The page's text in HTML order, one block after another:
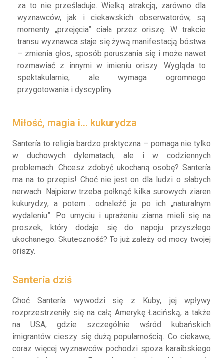
za to nie prześladuje. Wielką atrakcją, zarówno dla
wyznawców, jak i ciekawskich obserwatorów, są
momenty „przejęcia” ciała przez oriszę. W trakcie
transu wyznawca staje się żywą manifestacją bóstwa
– zmienia głos, sposób poruszania się i może nawet
rozmawiać z innymi w imieniu oriszy. Wygląda to
spektakularnie, ale wymaga ogromnego
przygotowania i dyscypliny.
Miłość, magia i… kukurydza
Santería to religia bardzo praktyczna – pomaga nie tylko
w duchowych dylematach, ale i w codziennych
problemach. Chcesz zdobyć ukochaną osobę? Santería
ma na to przepis! Choć nie jest on dla ludzi o słabych
nerwach. Najpierw trzeba połknąć kilka surowych ziaren
kukurydzy, a potem… odnaleźć je po ich „naturalnym
wydaleniu”. Po umyciu i uprażeniu ziarna mieli się na
proszek, który dodaje się do napoju przyszłego
ukochanego. Skuteczność? To już zależy od mocy twojej
oriszy.
Santería dziś
Choć Santería wywodzi się z Kuby, jej wpływy
rozprzestrzeniły się na całą Amerykę Łacińską, a także
na USA, gdzie szczególnie wśród kubańskich
imigrantów cieszy się dużą popularnością. Co ciekawe,
coraz więcej wyznawców pochodzi spoza karaibskiego